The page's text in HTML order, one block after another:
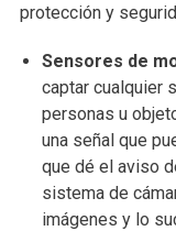
protección y
Sensores de
captar cualquier
personas u
una señal que
que dé el aviso
sistema de
imágenes y lo